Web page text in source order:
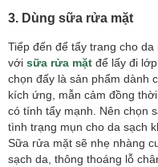
3. Dùng sữa rửa mặt
Tiếp đến để tẩy trang cho
với sữa rửa mặt để lấy đi
chọn đấy là sản phẩm dành
kích ứng, mẫn cảm đồng
có tính tẩy mạnh. Nên chọn
tình trạng mụn cho da sạch
Sữa rửa mặt sẽ nhẹ nhàng
sạch da, thông thoáng lỗ